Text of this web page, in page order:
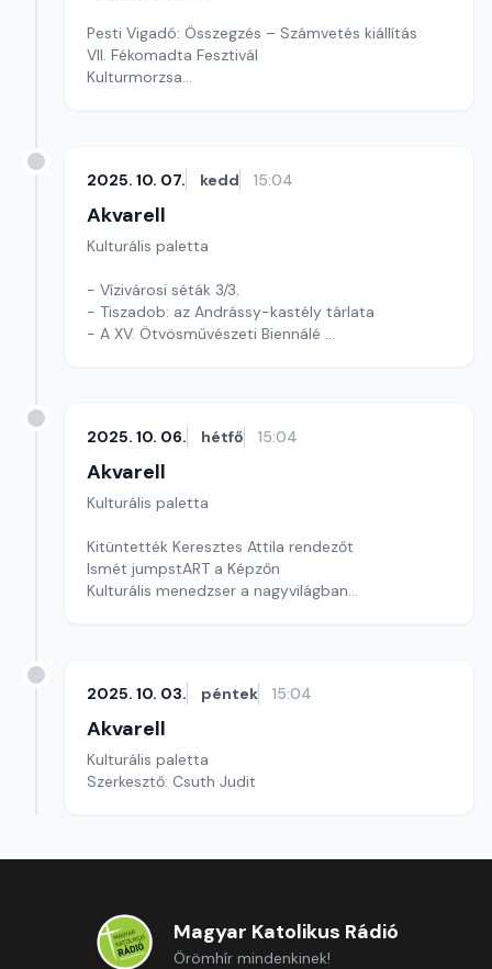
Pesti Vigadó: Összegzés – Számvetés kiállítás
VII. Fékomadta Fesztivál
Kulturmorzsa
2025. 10. 07. kedd 15:04
Akvarell
Kulturális paletta
- Vízivárosi séták 3/3.
- Tiszadob: az Andrássy-kastély tárlata
- A XV. Ötvösművészeti Biennálé
2025. 10. 06. hétfő 15:04
Akvarell
Kulturális paletta
Kitüntették Keresztes Attila rendezőt
Ismét jumpstART a Képzőn
Kulturális menedzser a nagyvilágban
2025. 10. 03. péntek 15:04
Akvarell
Kulturális paletta
Szerkesztő: Csuth Judit
Magyar Katolikus Rádió
Örömhír mindenkinek!